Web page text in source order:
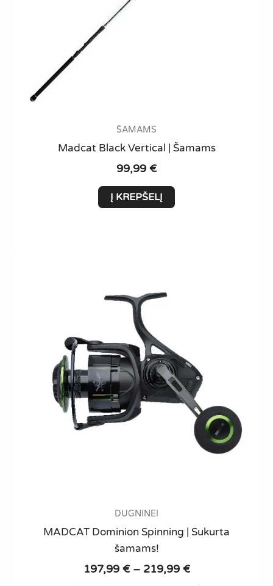
ŠAMAMS
Madcat Black Vertical | Šamams
99,99 €
Į KREPŠELĮ
DUGNINEI
MADCAT Dominion Spinning | Sukurta
šamams!
197,99 € – 219,99 €Price